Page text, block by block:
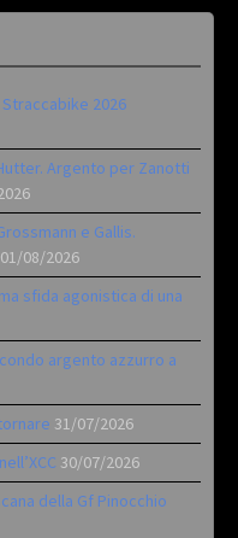
2026
Argento per Zanotti
e Gallis.
01/08/2026
sfida agonistica di una
argento azzurro a
31/07/2026
30/07/2026
della Gf Pinocchio